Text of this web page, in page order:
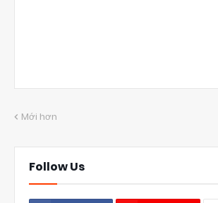
Mới hơn
Follow Us